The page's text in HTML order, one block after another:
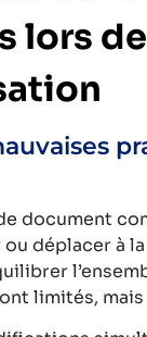
lors
document
déplacer à
limités,